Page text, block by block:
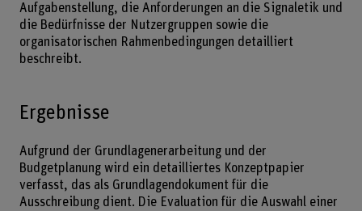
Aufgabenstellung, die Anforderungen an die Signaletik und
die Bedürfnisse der Nutzergruppen sowie die
organisatorischen Rahmenbedingungen detailliert
beschreibt.
Ergebnisse
Aufgrund der Grundlagenerarbeitung und der
Budgetplanung wird ein detailliertes Konzeptpapier
verfasst, das als Grundlagendokument für die
Ausschreibung dient. Die Evaluation für die Auswahl einer